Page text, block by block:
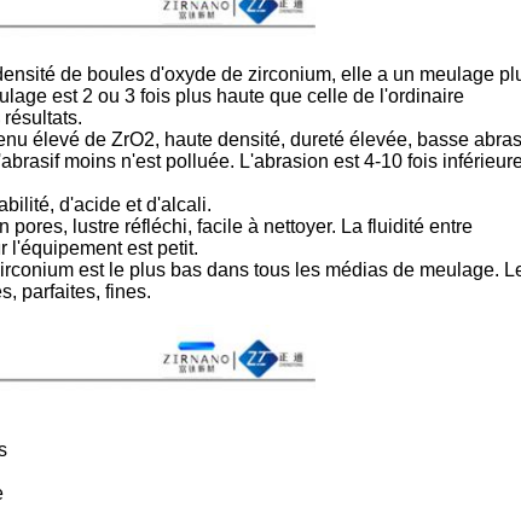
de boules d'oxyde de zirconium, elle a un meulage
est 2 ou 3 fois plus haute que celle de l'ordinaire
élevé de ZrO2, haute densité, dureté élevée, basse
moins n'est polluée. L'abrasion est 4-10 fois
d'acide et d'alcali.
pores, lustre réfléchi, facile à nettoyer. La fluidité entre
l'équipement est petit.
est le plus bas dans tous les médias de meulage.
parfaites, fines.